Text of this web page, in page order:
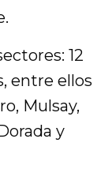
12
entre ellos
Mulsay,
y